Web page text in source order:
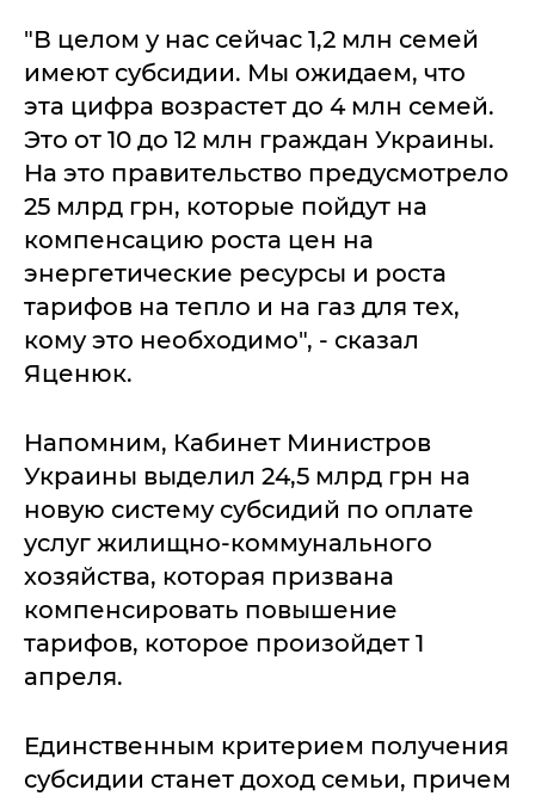
"В целом у нас сейчас 1,2 млн семей
имеют субсидии. Мы ожидаем, что
эта цифра возрастет до 4 млн семей.
Это от 10 до 12 млн граждан Украины.
На это правительство предусмотрело
25 млрд грн, которые пойдут на
компенсацию роста цен на
энергетические ресурсы и роста
тарифов на тепло и на газ для тех,
кому это необходимо", - сказал
Яценюк.
Напомним, Кабинет Министров
Украины выделил 24,5 млрд грн на
новую систему субсидий по оплате
услуг жилищно-коммунального
хозяйства, которая призвана
компенсировать повышение
тарифов, которое произойдет 1
апреля.
Единственным критерием получения
субсидии станет доход семьи, причем